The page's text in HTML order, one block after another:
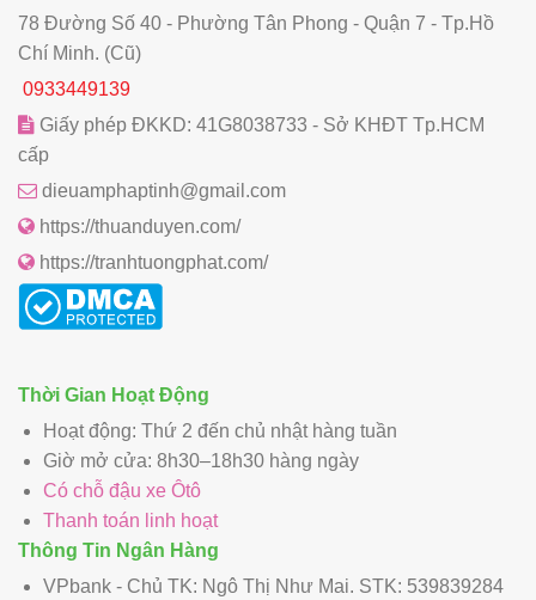
78 Đường Số 40 - Phường Tân Phong - Quận 7 - Tp.Hồ
Chí Minh. (Cũ)
0933449139
Giấy phép ĐKKD: 41G8038733 - Sở KHĐT Tp.HCM
cấp
dieuamphaptinh@gmail.com
https://thuanduyen.com/
https://tranhtuongphat.com/
Thời Gian Hoạt Động
Hoạt động: Thứ 2 đến chủ nhật hàng tuần
Giờ mở cửa: 8h30–18h30 hàng ngày
Có chỗ đậu xe Ôtô
Thanh toán linh hoạt
Thông Tin Ngân Hàng
VPbank - Chủ TK: Ngô Thị Như Mai. STK: 539839284